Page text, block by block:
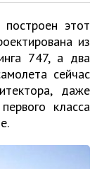
этот
из
747, а два
сейчас
даже
класса